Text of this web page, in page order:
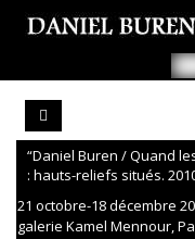
“Daniel Buren / Quand
: hauts-reliefs situés.
21 octobre-18 décembre
galerie Kamel Mennour,